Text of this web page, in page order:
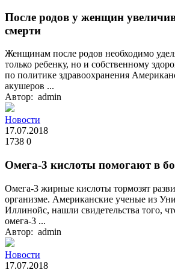
После родов у женщин
смерти
Женщинам после родов необходимо
только ребенку, но и собственному
по политике здравоохранения
акушеров ...
Автор: admin
Новости
17.07.2018
1738 0
Омега-3 кислоты помогают в
Омега-3 жирные кислоты тормозят
организме. Американские ученые из
Иллинойс, нашли свидетельства того,
омега-3 ...
Автор: admin
Новости
17.07.2018